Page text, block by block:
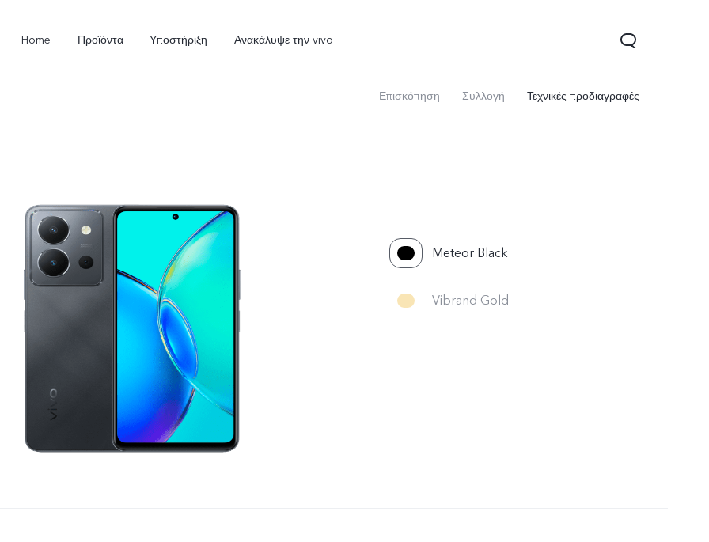
Home Προϊόντα Υποστήριξη Ανακάλυψε την vivo
Επισκόπηση Συλλογή Τεχνικές προδιαγραφές
Meteor Black
Vibrand Gold